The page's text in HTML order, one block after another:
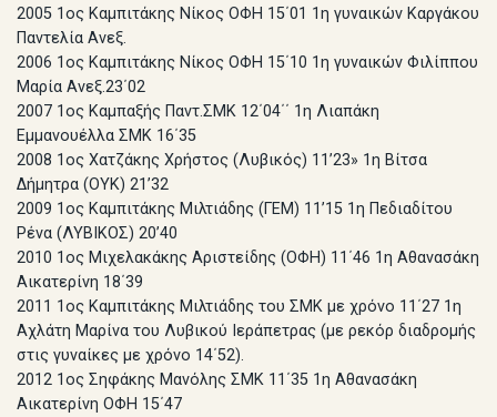
2005 1ος Καμπιτάκης Νίκος ΟΦΗ 15΄01 1η γυναικών Καργάκου
Παντελία Ανεξ.
2006 1ος Καμπιτάκης Νίκος ΟΦΗ 15΄10 1η γυναικών Φιλίππου
Μαρία Ανεξ.23΄02
2007 1ος Καμπαξής Παντ.ΣΜΚ 12΄04΄΄ 1η Λιαπάκη
Εμμανουέλλα ΣΜΚ 16΄35
2008 1ος Χατζάκης Χρήστος (Λυβικός) 11’23» 1η Βίτσα
Δήμητρα (ΟΥΚ) 21’32
2009 1ος Καμπιτάκης Μιλτιάδης (ΓΕΜ) 11’15 1η Πεδιαδίτου
Ρένα (ΛΥΒΙΚΟΣ) 20’40
2010 1ος Μιχελακάκης Αριστείδης (ΟΦΗ) 11΄46 1η Αθανασάκη
Αικατερίνη 18΄39
2011 1ος Καμπιτάκης Μιλτιάδης του ΣΜΚ με χρόνο 11΄27 1η
Αχλάτη Μαρίνα του Λυβικού Ιεράπετρας (με ρεκόρ διαδρομής
στις γυναίκες με χρόνο 14΄52).
2012 1ος Σηφάκης Μανόλης ΣΜΚ 11΄35 1η Αθανασάκη
Αικατερίνη ΟΦΗ 15΄47